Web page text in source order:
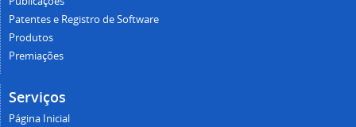
Patentes e Registro de Software
Produtos
Premiações
Serviços
Página Inicial